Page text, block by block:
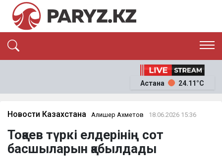
ЭКОНОМИКА
ОҚИҒА
News
Астана 24.11°C
Новости Казахстана Алишер Ахметов 18.06.2026 15:36
Тоқаев түркі елдерінің сот
басшыларын қабылдады